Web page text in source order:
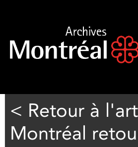
< Retour à
Montréal